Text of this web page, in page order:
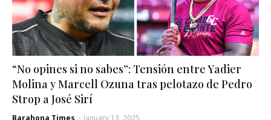
“No opines si no sabes”: Tensión entre Yadier
Molina y Marcell Ozuna tras pelotazo de Pedro
Strop a José Sirí
Barahona Times - January 13, 2025